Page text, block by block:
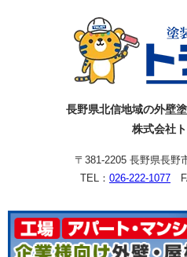
長野県北信地域の外壁
株式会社
〒381-2205 長野県長野
TEL： 026-222-1077